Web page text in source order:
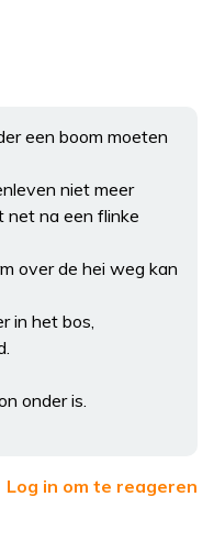
een boom moeten
niet meer
net na een flinke
over de hei weg kan
in het bos,
onder is.
Log in om te reageren